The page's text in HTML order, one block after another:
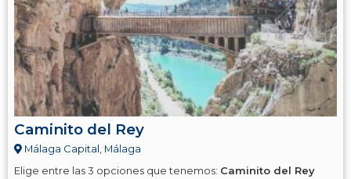
Caminito del Rey
Málaga Capital, Málaga
Elige entre las 3 opciones que tenemos: Caminito del Rey